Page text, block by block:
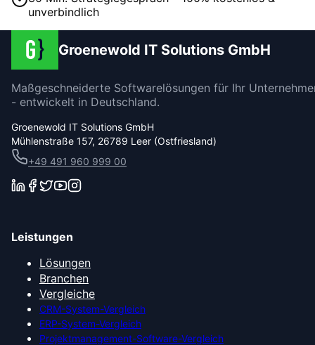
unverbindlich
Groenewold IT Solutions GmbH
Maßgeschneiderte Softwarelösungen für Ihr
- entwickelt in Deutschland.
Groenewold IT Solutions GmbH
Mühlenstraße 157, 26789 Leer (Ostfriesland)
+49 491 960 999 00
Leistungen
Lösungen
Branchen
Vergleiche
CRM-System-Vergleich
ERP-System-Vergleich
Projektmanagement-Software-Vergleich